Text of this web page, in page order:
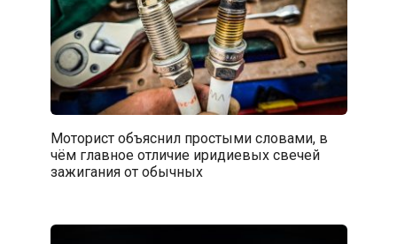
Моторист объяснил простыми словами, в
чём главное отличие иридиевых свечей
зажигания от обычных